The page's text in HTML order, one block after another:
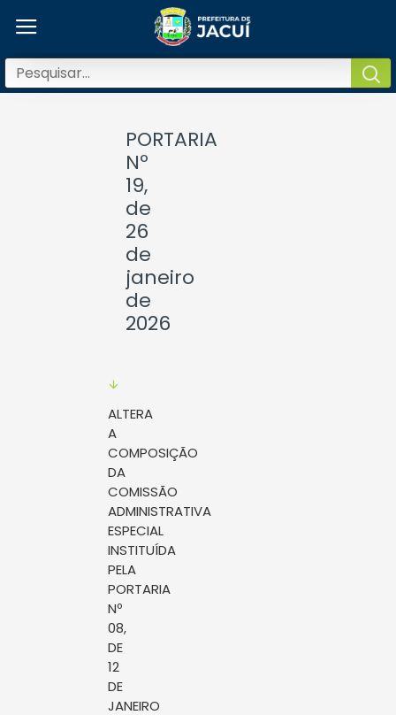
PORTARIA
Nº
19,
de
26
de
janeiro
de
2026
ALTERA
A
COMPOSIÇÃO
DA
COMISSÃO
ADMINISTRATIVA
ESPECIAL
INSTITUÍDA
PELA
PORTARIA
Nº
08,
DE
12
DE
JANEIRO